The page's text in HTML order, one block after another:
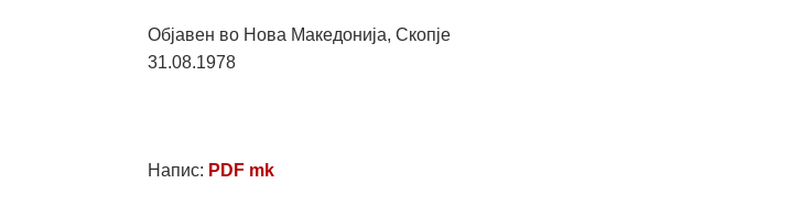
Објавен во Нова Македонија, Скопје
31.08.1978
Напис: PDF mk